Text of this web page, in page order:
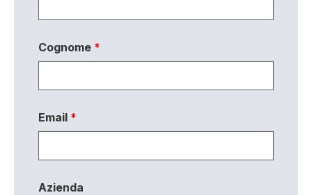
Cognome *
Email *
Azienda